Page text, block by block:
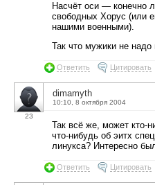
Насчёт оси — конечно
свободных Хорус (или
нашими военными).
Так что мужики не надо
Ответить Цитировать
23
dimamyth
10:10, 8 октября 2004
Так всё же, может кто-
что-нибудь об эитх
линукса? Интересно
Ответить Цитировать